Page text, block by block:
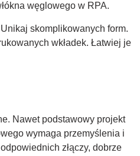
węglowego w RPA.
skomplikowanych form.
wkładek. Łatwiej je
Nawet podstawowy projekt
wymaga przemyślenia i
złączy, dobrze